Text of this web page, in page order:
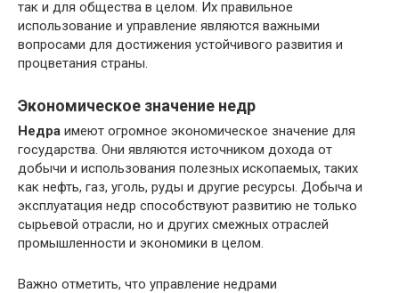
так и для общества в целом. Их правильное
использование и управление являются важными
вопросами для достижения устойчивого развития и
процветания страны.
Экономическое значение недр
Недра имеют огромное экономическое значение для
государства. Они являются источником дохода от
добычи и использования полезных ископаемых, таких
как нефть, газ, уголь, руды и другие ресурсы. Добыча и
эксплуатация недр способствуют развитию не только
сырьевой отрасли, но и других смежных отраслей
промышленности и экономики в целом.
Важно отметить, что управление недрами